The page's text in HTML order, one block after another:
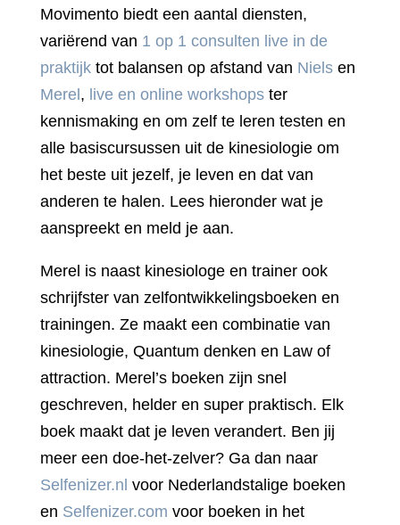
Movimento biedt een aantal diensten,
variërend van 1 op 1 consulten live in de
praktijktot balansen op afstand van Nielsen
Merel, live en online workshopster
kennismaking en om zelf te leren testen en
alle basiscursussen uit de kinesiologie om
het beste uit jezelf, je leven en dat van
anderen te halen. Lees hieronder wat je
aanspreekt en meld je aan.
Merel is naast kinesiologe en trainer ook
schrijfster van zelfontwikkelingsboeken en
trainingen. Ze maakt een combinatie van
kinesiologie, Quantum denken en Law of
attraction. Merel’s boeken zijn snel
geschreven, helder en super praktisch. Elk
boek maakt dat je leven verandert. Ben jij
meer een doe-het-zelver? Ga dan naar
Selfenizer.nl voor Nederlandstalige boeken
en Selfenizer.com voor boeken in het